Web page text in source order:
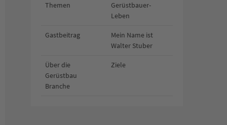
Themen
Gerüstbauer-
Leben
Gastbeitrag
Mein Name ist
Walter Stuber
Über die
Gerüstbau
Branche
Ziele